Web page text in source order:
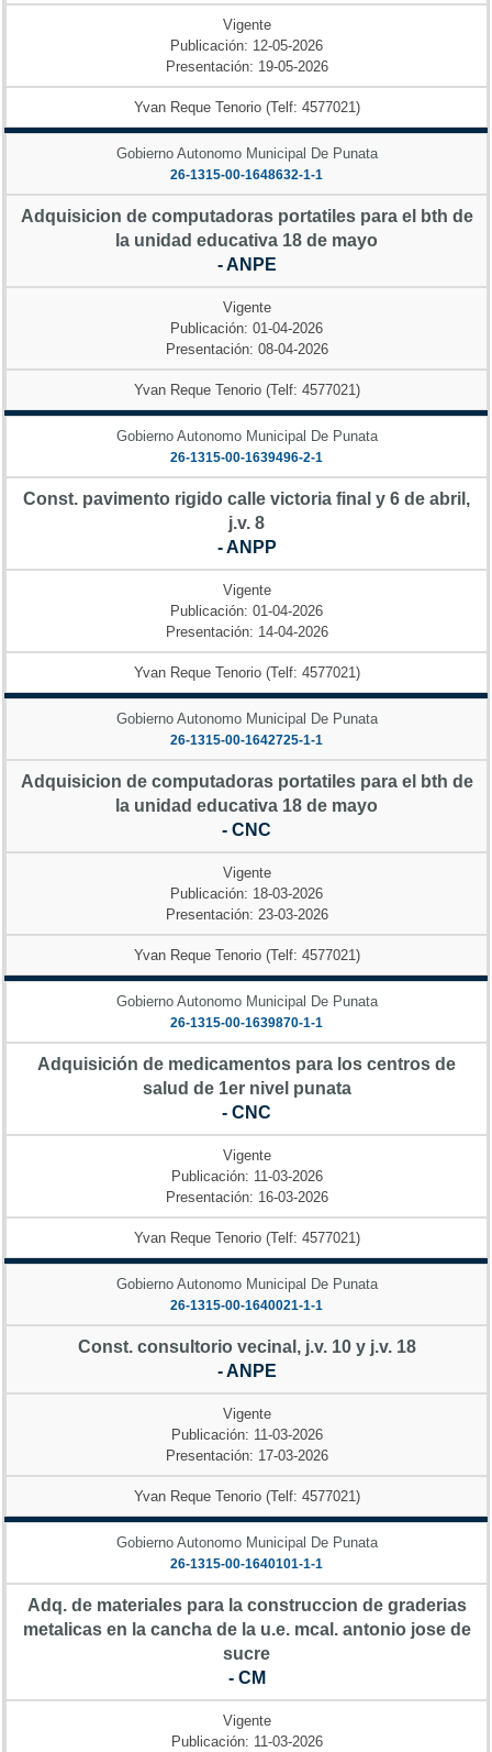
Vigente
Publicación: 12-05-2026
Presentación: 19-05-2026
Yvan Reque Tenorio (Telf: 4577021)
Gobierno Autonomo Municipal De Punata
26-1315-00-1648632-1-1
Adquisicion de computadoras portatiles para el bth de
la unidad educativa 18 de mayo
- ANPE
Vigente
Publicación: 01-04-2026
Presentación: 08-04-2026
Yvan Reque Tenorio (Telf: 4577021)
Gobierno Autonomo Municipal De Punata
26-1315-00-1639496-2-1
Const. pavimento rigido calle victoria final y 6 de abril,
j.v. 8
- ANPP
Vigente
Publicación: 01-04-2026
Presentación: 14-04-2026
Yvan Reque Tenorio (Telf: 4577021)
Gobierno Autonomo Municipal De Punata
26-1315-00-1642725-1-1
Adquisicion de computadoras portatiles para el bth de
la unidad educativa 18 de mayo
- CNC
Vigente
Publicación: 18-03-2026
Presentación: 23-03-2026
Yvan Reque Tenorio (Telf: 4577021)
Gobierno Autonomo Municipal De Punata
26-1315-00-1639870-1-1
Adquisición de medicamentos para los centros de
salud de 1er nivel punata
- CNC
Vigente
Publicación: 11-03-2026
Presentación: 16-03-2026
Yvan Reque Tenorio (Telf: 4577021)
Gobierno Autonomo Municipal De Punata
26-1315-00-1640021-1-1
Const. consultorio vecinal, j.v. 10 y j.v. 18
- ANPE
Vigente
Publicación: 11-03-2026
Presentación: 17-03-2026
Yvan Reque Tenorio (Telf: 4577021)
Gobierno Autonomo Municipal De Punata
26-1315-00-1640101-1-1
Adq. de materiales para la construccion de graderias
metalicas en la cancha de la u.e. mcal. antonio jose de
sucre
- CM
Vigente
Publicación: 11-03-2026